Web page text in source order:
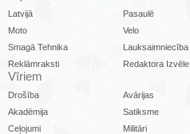
Latvijā Pasaulē
Moto
Velo
Smagā Tehnika
Lauksaimniecība
Reklāmraksti
Redaktora Izvēle
Vīriem
Drošība Avārijas
Akadēmija
Satiksme
Ceļojumi
Militāri